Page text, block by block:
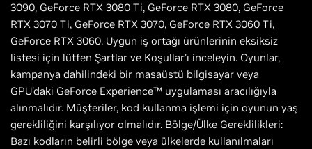
3090, GeForce RTX 3080 Ti, GeForce RTX 3080, GeForce
RTX 3070 Ti, GeForce RTX 3070, GeForce RTX 3060 Ti,
GeForce RTX 3060. Uygun iş ortağı ürünlerinin eksiksiz
listesi için lütfen Şartlar ve Koşullar’ı inceleyin. Oyunlar,
kampanya dahilindeki bir masaüstü bilgisayar veya
GPU’daki GeForce Experience™ uygulaması aracılığıyla
alınmalıdır. Müşteriler, kod kullanma işlemi için oyunun yaş
gerekliliğini karşılıyor olmalıdır. Bölge/Ülke Gereklilikleri:
Bazı kodların belirli bölge veya ülkelerde kullanılmaları